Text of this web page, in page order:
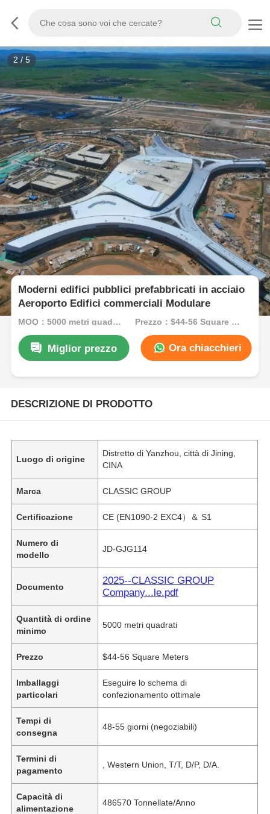
2/5
Moderni edifici pubblici prefabbricati in acciaio
Aeroporto Edifici commerciali Modulare
MOQ：5000 metri quadrati Prezzo：$44-56 Square Meters
Miglior prezzo Ora chiacchieri
DESCRIZIONE DI PRODOTTO
Luogo di origine
Distretto di Yanzhou, città di Jining,
CINA
Marca CLASSIC GROUP
Certificazione CE (EN1090-2 EXC4）＆ S1
Numero di
modello
JD-GJG114
Documento
2025--CLASSIC GROUP
Company...le.pdf
Quantità di ordine
minimo
5000 metri quadrati
Prezzo $44-56 Square Meters
Imballaggi
particolari
Eseguire lo schema di
confezionamento ottimale
Tempi di
consegna
48-55 giorni (negoziabili)
Termini di
pagamento
, Western Union, T/T, D/P, D/A.
Capacità di
alimentazione
486570 Tonnellate/Anno